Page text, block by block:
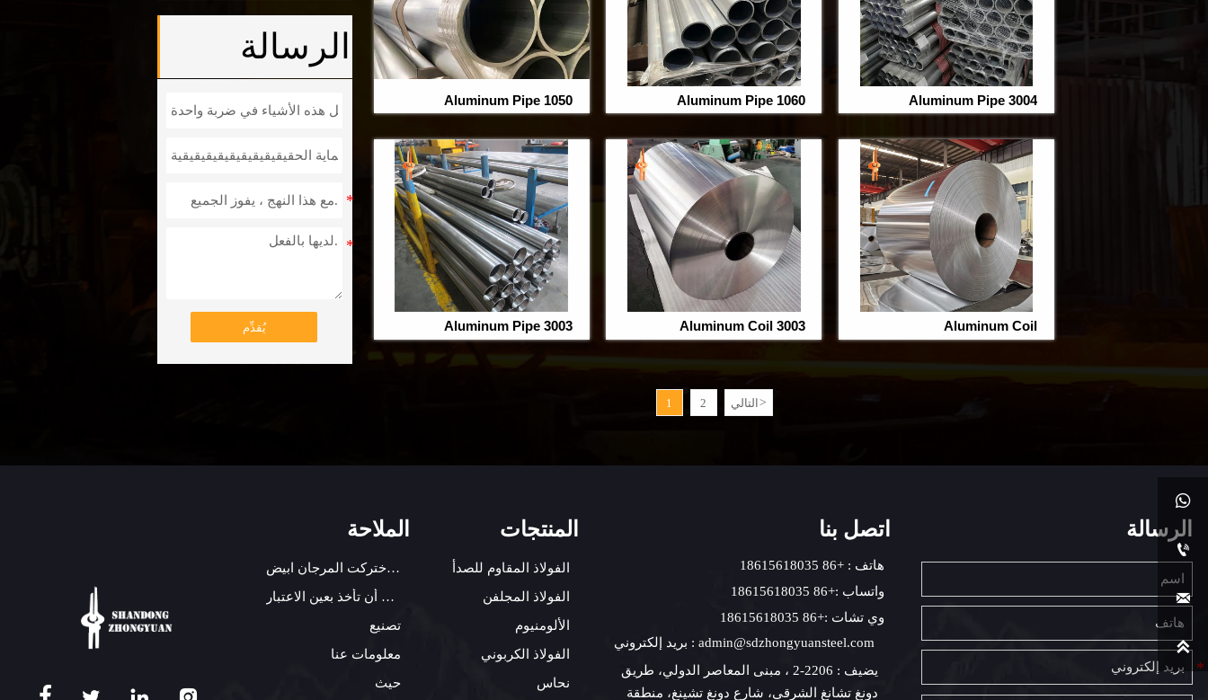
الرسالة
يُقدِّم
1050 Aluminum Pipe 1060 Aluminum Pipe 3004 Aluminum Pipe
3003 Aluminum Pipe 3003 Aluminum Coil Aluminum Coil
1 2 التالي >
الملاحة
الأنشطة البشرية وتغير المناختركت المرجان ابيض.
وخطط الحماية البحريةيجب أن تأخذ بعين الاعتبار
تصنيع
معلومات عنا
حيث
المنتجات
الفولاذ المقاوم للصدأ
الفولاذ المجلفن
الألومنيوم
الفولاذ الكربوني
نحاس
اتصل بنا
هاتف : +86 18615618035
واتساب :+86 18615618035
وي تشات :+86 18615618035
بريد إلكتروني : admin@sdzhongyuansteel.com
يضيف : 2206-2 ، مبنى المعاصر الدولي، طريق
دونغ تشانغ الشرقي، شارع دونغ تشينغ، منطقة
الرسالة



